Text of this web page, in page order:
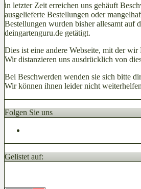
in letzter Zeit erreichen uns gehäuft
ausgelieferte Bestellungen oder
Bestellungen wurden bisher allesamt auf
deingartenguru.de getätigt.
Dies ist eine andere Webseite, mit der
Wir distanzieren uns ausdrücklich von
Bei Beschwerden wenden sie sich bitte
Wir können ihnen leider nicht
Folgen Sie uns
Gelistet auf: